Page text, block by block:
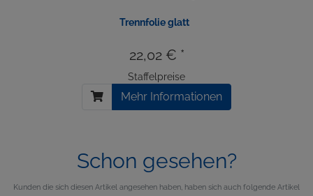
Trennfolie glatt
22,02 € *
Staffelpreise
Mehr Informationen
Schon gesehen?
Kunden die sich diesen Artikel angesehen haben, haben sich auch folgende Artikel